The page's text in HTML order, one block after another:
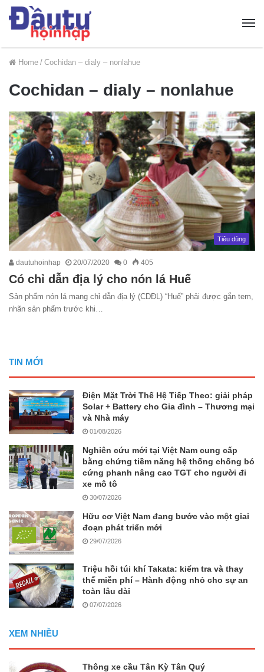
Home / Cochidan – dialy – nonlahue
Cochidan – dialy – nonlahue
Tiêu dùng
dautuhoinhap 20/07/2020 0 405
Có chỉ dẫn địa lý cho nón lá Huế
Sản phẩm nón lá mang chỉ dẫn địa lý (CDĐL) “Huế” phải được gắn tem,
nhãn sản phẩm trước khi…
TIN MỚI
Điện Mặt Trời Thế Hệ Tiếp Theo: giải pháp
Solar + Battery cho Gia đình – Thương mại
và Nhà máy
01/08/2026
Nghiên cứu mới tại Việt Nam cung cấp
bằng chứng tiềm năng hệ thống chống bó
cứng phanh nâng cao TGT cho người đi
xe mô tô
30/07/2026
Hữu cơ Việt Nam đang bước vào một giai
đoạn phát triển mới
29/07/2026
Triệu hồi túi khí Takata: kiểm tra và thay
thế miễn phí – Hành động nhỏ cho sự an
toàn lâu dài
07/07/2026
XEM NHIỀU
Thông xe cầu Tân Kỳ Tân Quý